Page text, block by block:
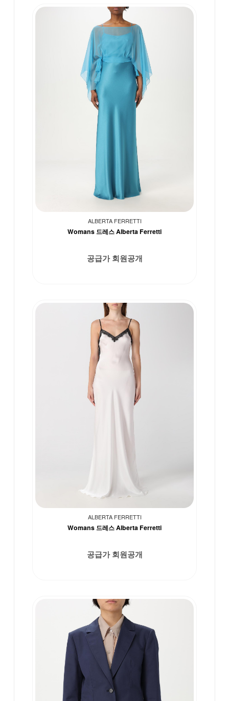
ALBERTA FERRETTI
Womans 드레스 Alberta Ferretti
공급가 회원공개
ALBERTA FERRETTI
Womans 드레스 Alberta Ferretti
공급가 회원공개